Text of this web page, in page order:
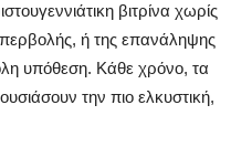
βιτρίνα χωρίς
ή της επανάληψης
υπόθεση. Κάθε χρόνο, τα
την πιο ελκυστική,